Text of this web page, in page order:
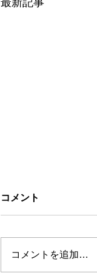
最新記事
お盆休みについて
コメント
コメントを追加…